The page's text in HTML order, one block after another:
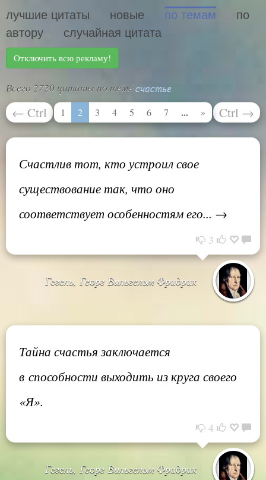
лучшие цитаты новые по темам
по
автору
случайная цитата
Отключить всю рекламу!
Всего 2720 цитаты по теме счастье
← Ctrl 1 2 3 4 5 6 7 ... » Ctrl →
Счастлив тот, кто устроил свое
существование так, что оно
соответствует особенностям его... →
3
Гегель, Георг Вильгельм Фридрих
Тайна счастья заключается
в способности выходить из круга своего
«Я».
4
Гегель, Георг Вильгельм Фридрих